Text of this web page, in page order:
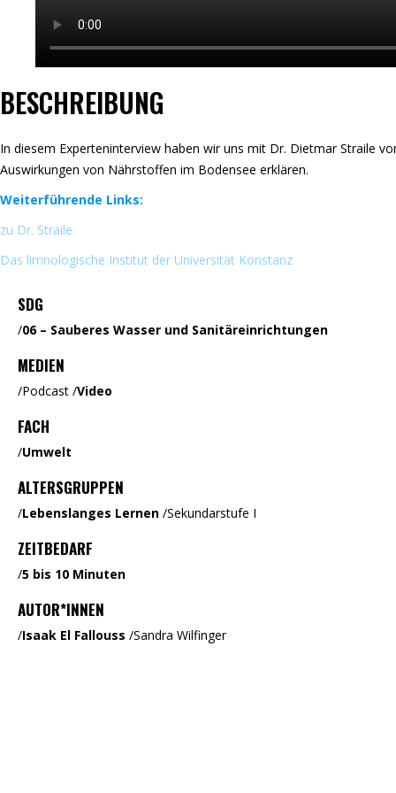
BESCHREIBUNG
In diesem Experteninterview haben wir uns mit Dr. Dietmar Straile
Auswirkungen von Nährstoffen im Bodensee erklären.
Weiterführende Links:
zu Dr. Straile
Das limnologische Institut der Universität Konstanz
SDG
/06 – Sauberes Wasser und Sanitäreinrichtungen
MEDIEN
/Podcast /Video
FACH
/Umwelt
ALTERSGRUPPEN
/Lebenslanges Lernen /Sekundarstufe I
ZEITBEDARF
/5 bis 10 Minuten
AUTOR*INNEN
/Isaak El Fallouss /Sandra Wilfinger